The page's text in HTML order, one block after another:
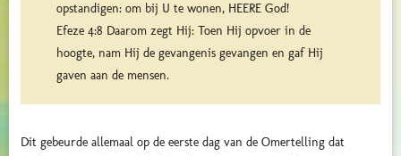
opstandigen: om bij U te wonen, HEERE God!
Efeze 4:8 Daarom zegt Hij: Toen Hij opvoer in de
hoogte, nam Hij de gevangenis gevangen en gaf Hij
gaven aan de mensen.
Dit gebeurde allemaal op de eerste dag van de Omertelling dat